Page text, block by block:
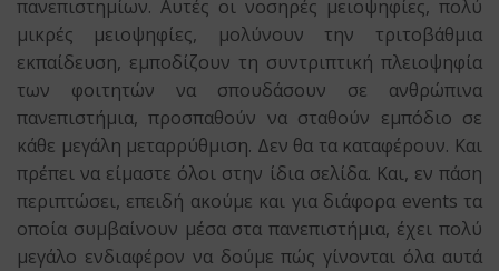
πανεπιστημίων. Αυτές οι νοσηρές μειοψηφίες, πολύ
μικρές μειοψηφίες, μολύνουν την τριτοβάθμια
εκπαίδευση, εμποδίζουν τη συντριπτική πλειοψηφία
των φοιτητών να σπουδάσουν σε ανθρώπινα
πανεπιστήμια, προσπαθούν να σταθούν εμπόδιο σε
κάθε μεγάλη μεταρρύθμιση. Δεν θα τα καταφέρουν. Και
πρέπει να είμαστε όλοι στην ίδια σελίδα. Και, εν πάση
περιπτώσει, επειδή ακούμε και για διάφορα events τα
οποία συμβαίνουν μέσα στα πανεπιστήμια, έχει πολύ
μεγάλο ενδιαφέρον να δούμε πώς γίνονται όλα αυτά